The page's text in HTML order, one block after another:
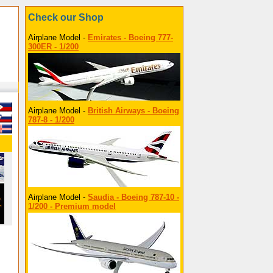
Check our Shop
Airplane Model - Emirates - Boeing 777-
300ER - 1/200
Airplane Model - British Airways - Boeing
787-8 - 1/200
Airplane Model - Saudia - Boeing 787-10 -
1/200 - Premium model